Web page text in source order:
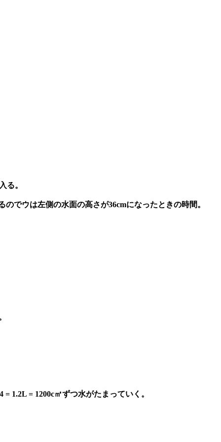
る。
でウは左側の水面の高さが36cmになったときの時間。
= 1200c㎥ずつ水がたまっていく。